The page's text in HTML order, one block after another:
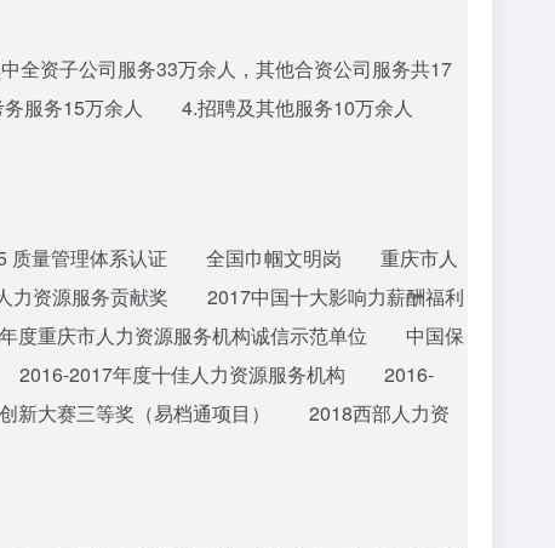
资子公司服务33万余人，其他合资公司服务共17
服务15万余人 4.招聘及其他服务10万余人
质量管理体系认证 全国巾帼文明岗 重庆市人
资源服务贡献奖 2017中国十大影响力薪酬福利
重庆市人力资源服务机构诚信示范单位 中国保
2017年度十佳人力资源服务机构 2016-
新大赛三等奖（易档通项目） 2018西部人力资